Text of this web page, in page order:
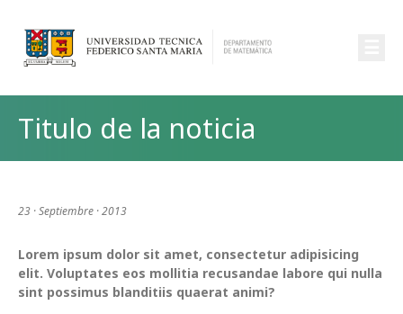
Titulo de la noticia
23 · Septiembre · 2013
Lorem ipsum dolor sit amet, consectetur adipisicing
elit. Voluptates eos mollitia recusandae labore qui nulla
sint possimus blanditiis quaerat animi?